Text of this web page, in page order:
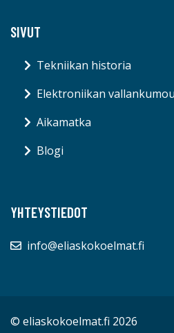
SIVUT
Tekniikan historia
Elektroniikan
Aikamatka
Blogi
YHTEYSTIEDOT
info@eliaskokoelmat.fi
© eliaskokoelmat.fi 2026